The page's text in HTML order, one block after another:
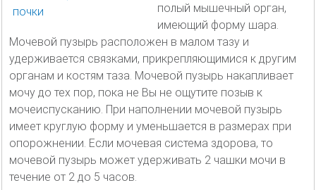
полый мышечный орган,
имеющий форму шара.
Мочевой пузырь расположен в малом тазу и
удерживается связками, прикрепляющимися к другим
органам и костям таза. Мочевой пузырь накапливает
мочу до тех пор, пока не Вы не ощутите позыв к
мочеиспусканию. При наполнении мочевой пузырь
имеет круглую форму и уменьшается в размерах при
опорожнении. Если мочевая система здорова, то
мочевой пузырь может удерживать 2 чашки мочи в
течение от 2 до 5 часов.